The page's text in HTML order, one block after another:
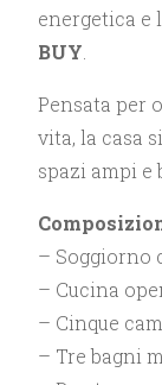
energetica e
BUY.
Pensata per
vita, la casa
spazi ampi e
– Soggiorno
– Cucina
– Cinque
– Tre bagni